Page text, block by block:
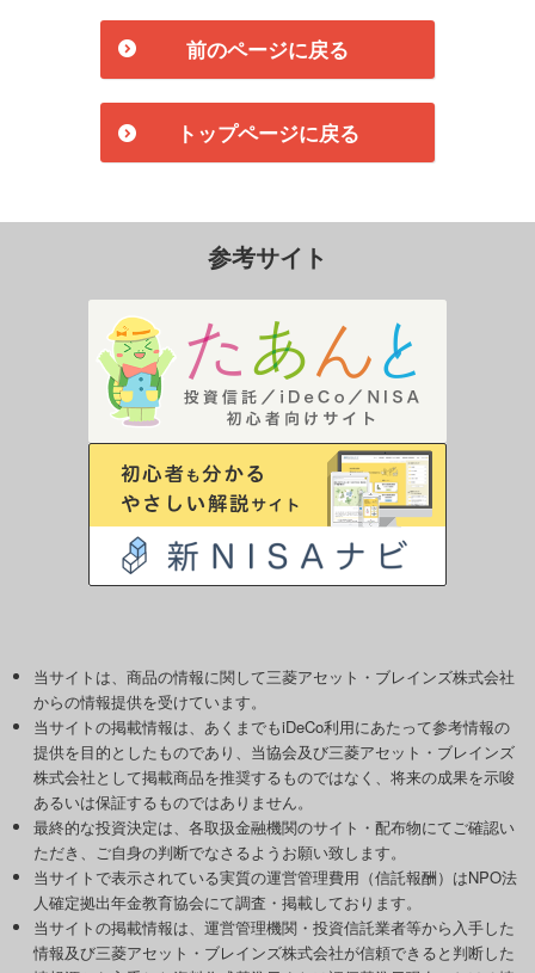
前のページに戻る
トップページに戻る
参考サイト
当サイトは、商品の情報に関して三菱アセット・ブレインズ株式会社
からの情報提供を受けています。
当サイトの掲載情報は、あくまでもiDeCo利用にあたって参考情報の
提供を目的としたものであり、当協会及び三菱アセット・ブレインズ
株式会社として掲載商品を推奨するものではなく、将来の成果を示唆
あるいは保証するものではありません。
最終的な投資決定は、各取扱金融機関のサイト・配布物にてご確認い
ただき、ご自身の判断でなさるようお願い致します。
当サイトで表示されている実質の運営管理費用（信託報酬）はNPO法
人確定拠出年金教育協会にて調査・掲載しております。
当サイトの掲載情報は、運営管理機関・投資信託業者等から入手した
情報及び三菱アセット・ブレインズ株式会社が信頼できると判断した